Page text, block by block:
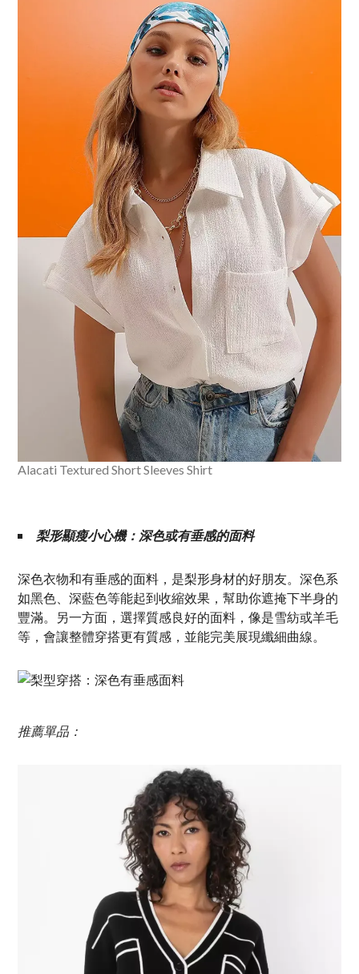
Alacati Textured Short Sleeves Shirt
梨形顯瘦小心機：深色或有垂感的面料
深色衣物和有垂感的面料，是梨形身材的好朋友。深色系
如黑色、深藍色等能起到收縮效果，幫助你遮掩下半身的
豐滿。另一方面，選擇質感良好的面料，像是雪紡或羊毛
等，會讓整體穿搭更有質感，並能完美展現纖細曲線。
推薦單品：